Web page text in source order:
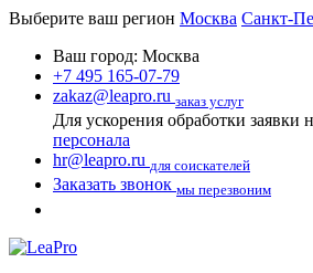
Выберите ваш регион Москва Санкт-
Ваш город: Москва
+7 495 165-07-79
zakaz@leapro.ru заказ услуг
Для ускорения обработки
персонала
hr@leapro.ru для соискателей
Заказать звонок мы перезвоним